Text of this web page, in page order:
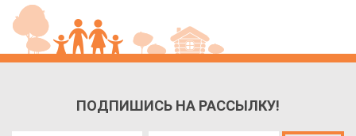
ПОДПИШИСЬ НА РАССЫЛКУ!